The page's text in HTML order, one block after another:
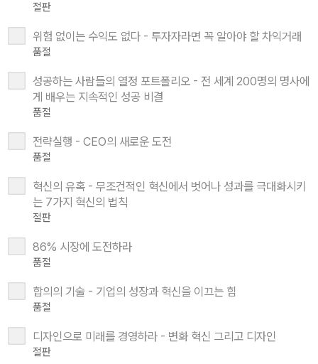
절판
위험 없이는 수익도 없다 - 투자자라면 꼭 알아야 할 차익거래
품절
성공하는 사람들의 열정 포트폴리오 - 전 세계 200명의 명사에
게 배우는 지속적인 성공 비결
품절
전략실행 - CEO의 새로운 도전
품절
혁신의 유혹 - 무조건적인 혁신에서 벗어나 성과를 극대화시키
는 7가지 혁신의 법칙
절판
86% 시장에 도전하라
품절
합의의 기술 - 기업의 성장과 혁신을 이끄는 힘
품절
디자인으로 미래를 경영하라 - 변화 혁신 그리고 디자인
절판